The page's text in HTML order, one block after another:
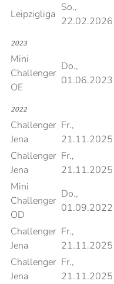
Leipzigliga
So.,
22.02.2026
2023
Mini
Challenger
OE
Do.,
01.06.2023
2022
Challenger
Jena
Fr.,
21.11.2025
Challenger
Jena
Fr.,
21.11.2025
Mini
Challenger
OD
Do.,
01.09.2022
Challenger
Jena
Fr.,
21.11.2025
Challenger
Jena
Fr.,
21.11.2025